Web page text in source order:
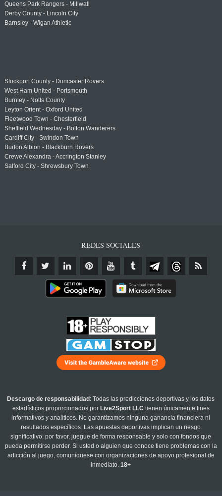
Queens Park Rangers - Millwall
Derby County - Lincoln City
Barnsley - Wigan Athletic
Stockport County - Doncaster Rovers
West Ham United - Portsmouth
Burnley - Notts County
Leyton Orient - Oxford United
Fleetwood Town - Chesterfield
Sheffield Wednesday - Bolton Wanderers
Cardiff City - Swindon Town
Burton Albion - Blackburn Rovers
Crewe Alexandra - Accrington Stanley
Salford City - Shrewsbury Town
REDES SOCIALES
Descargo de responsabilidad : Todas las predicciones deportivas y los datos
estadísticos proporcionados por Live2Sport LLC tienen únicamente fines
informativos y analíticos. No garantizamos ninguna ganancia financiera ni
resultados específicos. Las apuestas deportivas implican un riesgo
significativo; por favor, juegue de forma responsable y solo con fondos que
pueda permitirse perder. Si usted o alguien que conoce tiene problemas con la
adicción al juego, comuníquese con organizaciones de apoyo profesional de
inmediato.18+